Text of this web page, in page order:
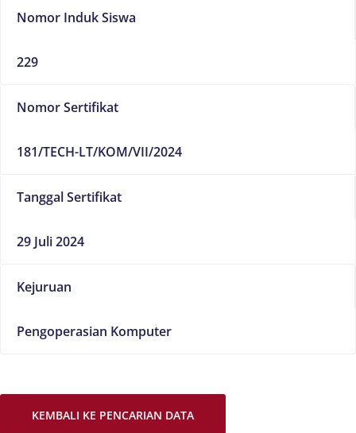
Nomor Induk Siswa
229
Nomor Sertifikat
181/TECH-LT/KOM/VII/2024
Tanggal Sertifikat
29 Juli 2024
Kejuruan
Pengoperasian Komputer
KEMBALI KE PENCARIAN DATA